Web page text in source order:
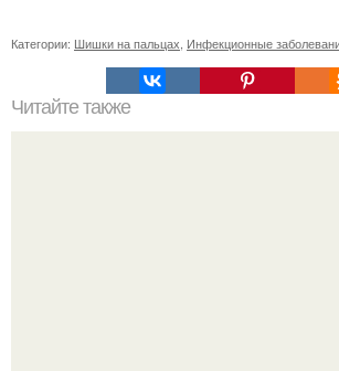
Категории: Шишки на пальцах Инфекционные
Читайте также